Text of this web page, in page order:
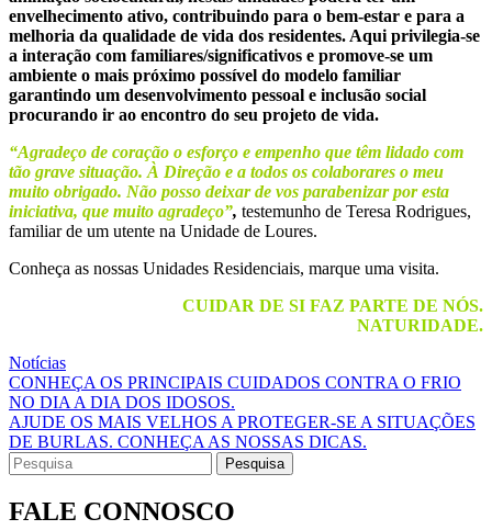
envelhecimento ativo, contribuindo para o bem-estar e para a
melhoria da qualidade de vida dos residentes. Aqui privilegia-se
a interação com familiares/significativos e promove-se um
ambiente o mais próximo possível do modelo familiar
garantindo um desenvolvimento pessoal e inclusão social
procurando ir ao encontro do seu projeto de vida.
“Agradeço de coração o esforço e empenho que têm lidado com
tão grave situação. À Direção e a todos os colaborares o meu
muito obrigado. Não posso deixar de vos parabenizar por esta
iniciativa, que muito agradeço”, testemunho de Teresa Rodrigues,
familiar de um utente na Unidade de Loures.
Conheça as nossas Unidades Residenciais, marque uma visita.
CUIDAR DE SI FAZ PARTE DE NÓS.
NATURIDADE.
Notícias
Navegação
de
artigos
CONHEÇA OS PRINCIPAIS CUIDADOS CONTRA O FRIO
NO DIA A DIA DOS IDOSOS.
AJUDE OS MAIS VELHOS A PROTEGER-SE A SITUAÇÕES
DE BURLAS. CONHEÇA AS NOSSAS DICAS.
Search
for:
FALE CONNOSCO